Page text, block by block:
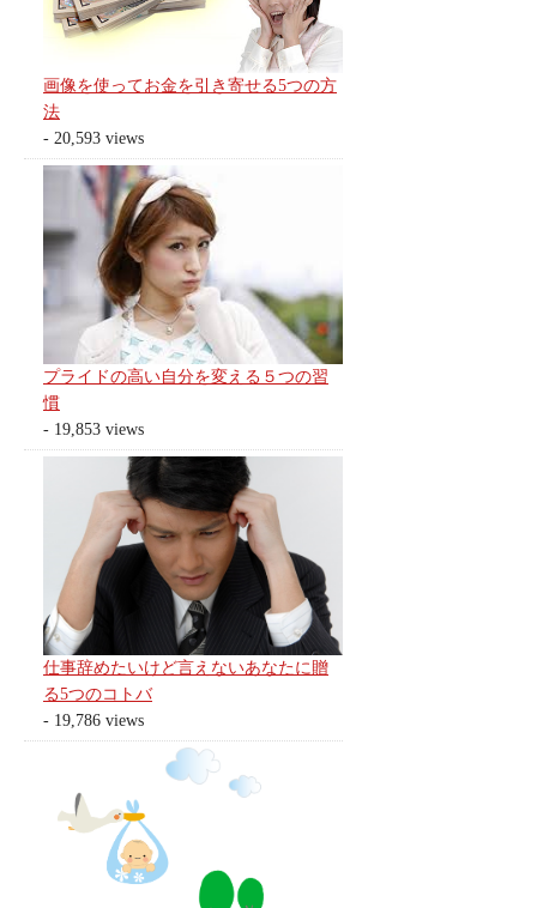
画像を使ってお金を引き寄せる5つの方
法
- 20,593 views
プライドの高い自分を変える５つの習
慣
- 19,853 views
仕事辞めたいけど言えないあなたに贈
る5つのコトバ
- 19,786 views